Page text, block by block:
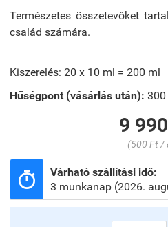
Természetes összetevőket
család számára.
Kiszerelés: 20 x 10 ml = 200 ml
Hűségpont (vásárlás után): 300
9
(500 Ft /

Várható szállítási idő:
3 munkanap (2026.